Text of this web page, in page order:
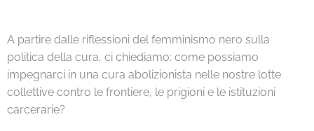
A partire dalle riflessioni del femminismo nero sulla
politica della cura, ci chiediamo: come possiamo
impegnarci in una cura abolizionista nelle nostre lotte
collettive contro le frontiere, le prigioni e le istituzioni
carcerarie?